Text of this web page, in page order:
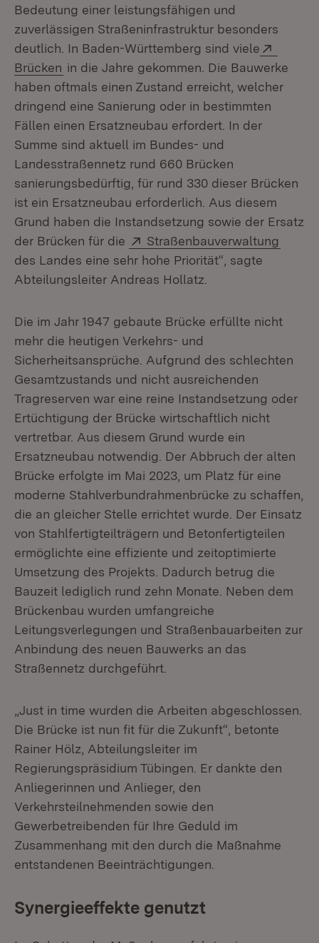
Bedeutung einer leistungsfähigen und
zuverlässigen Straßeninfrastruktur besonders
deutlich. In Baden-Württemberg sind viele
Brücken (Öffnet in neuem Fenster)
in die Jahre gekommen. Die Bauwerke
haben oftmals einen Zustand erreicht, welcher
dringend eine Sanierung oder in bestimmten
Fällen einen Ersatzneubau erfordert. In der
Summe sind aktuell im Bundes- und
Landesstraßennetz rund 660 Brücken
sanierungsbedürftig, für rund 330 dieser Brücken
ist ein Ersatzneubau erforderlich. Aus diesem
Grund haben die Instandsetzung sowie der Ersatz
der Brücken für die
Extern:
Straßenbauverwaltung
des Landes eine sehr hohe Priorität“, sagte
Abteilungsleiter Andreas Hollatz.
Die im Jahr 1947 gebaute Brücke erfüllte nicht
mehr die heutigen Verkehrs- und
Sicherheitsansprüche. Aufgrund des schlechten
Gesamtzustands und nicht ausreichenden
Tragreserven war eine reine Instandsetzung oder
Ertüchtigung der Brücke wirtschaftlich nicht
vertretbar. Aus diesem Grund wurde ein
Ersatzneubau notwendig. Der Abbruch der alten
Brücke erfolgte im Mai 2023, um Platz für eine
moderne Stahlverbundrahmenbrücke zu schaffen,
die an gleicher Stelle errichtet wurde. Der Einsatz
von Stahlfertigteilträgern und Betonfertigteilen
ermöglichte eine effiziente und zeitoptimierte
Umsetzung des Projekts. Dadurch betrug die
Bauzeit lediglich rund zehn Monate. Neben dem
Brückenbau wurden umfangreiche
Leitungsverlegungen und Straßenbauarbeiten zur
Anbindung des neuen Bauwerks an das
Straßennetz durchgeführt.
„Just in time wurden die Arbeiten abgeschlossen.
Die Brücke ist nun fit für die Zukunft“, betonte
Rainer Hölz, Abteilungsleiter im
Regierungspräsidium Tübingen. Er dankte den
Anliegerinnen und Anlieger, den
Verkehrsteilnehmenden sowie den
Gewerbetreibenden für Ihre Geduld im
Zusammenhang mit den durch die Maßnahme
entstandenen Beeinträchtigungen.
Synergieeffekte genutzt